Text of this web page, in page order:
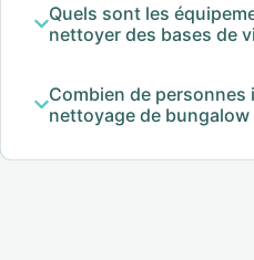
Quels sont les
nettoyer des bases de
Combien de
nettoyage de bungalow